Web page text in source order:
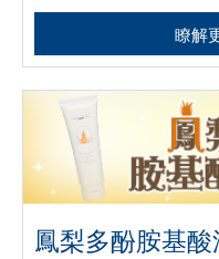
瞭解
鳳梨多酚胺基